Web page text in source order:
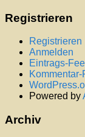
Registrieren
Registrieren
Anmelden
Eintrags-
Kommentar-
Powered by
Archiv